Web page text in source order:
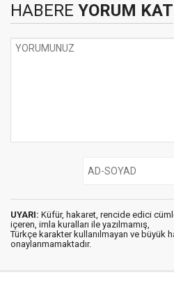
HABERE YORUM KAT
UYARI: Küfür, hakaret, rencide edici
içeren, imla kuralları ile yazılmamış,
Türkçe karakter kullanılmayan ve büyük
onaylanmamaktadır.